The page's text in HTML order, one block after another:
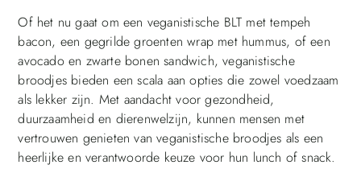
Of het nu gaat om een veganistische BLT met tempeh
bacon, een gegrilde groenten wrap met hummus, of een
avocado en zwarte bonen sandwich, veganistische
broodjes bieden een scala aan opties die zowel voedzaam
als lekker zijn. Met aandacht voor gezondheid,
duurzaamheid en dierenwelzijn, kunnen mensen met
vertrouwen genieten van veganistische broodjes als een
heerlijke en verantwoorde keuze voor hun lunch of snack.